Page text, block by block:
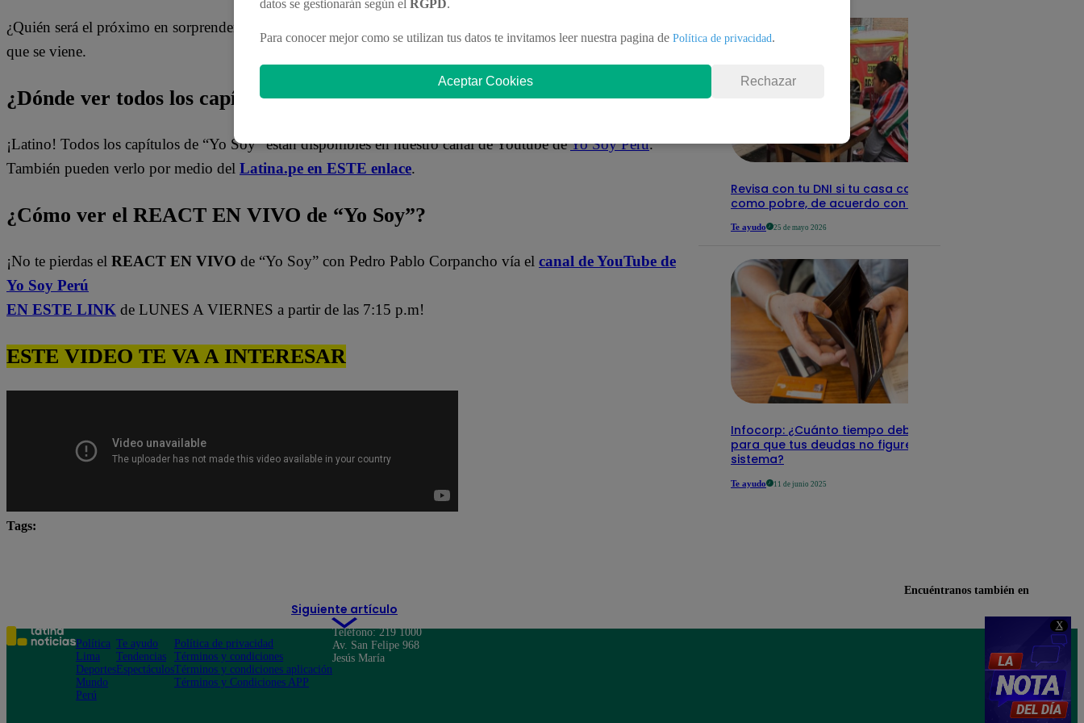
X
¿Quién será el próximo en sorprender en el escenario? No te pierdas las galas de
que se viene.
¿Dónde ver todos los capítulos de “Yo Soy”?
¡Latino! Todos los capítulos de “Yo Soy” están disponibles en nuestro canal de Youtube deYo Soy Perú.
También pueden verlo por medio del Latina.pe en ESTE enlace.
¿Cómo ver el REACT EN VIVO de “Yo Soy”?
¡No te pierdas el REACT EN VIVO de “Yo Soy” con Pedro Pablo Corpancho vía el canal de YouTube de
Yo Soy Perú
EN ESTE LINK de LUNES A VIERNES a partir de las 7:15 p.m!
ESTE VIDEO TE VA A INTERESAR
Tags:
Siguiente artículo
detalles
Revisa con tu DNI si tu casa califica
como pobre, de acuerdo con el Sisfoh
Te ayudo 25 de mayo 2026
Infocorp: ¿Cuánto tiempo debe pasar
para que tus deudas no figuren en su
sistema?
Te ayudo 11 de junio 2025
datos se gestionarán según el RGPD.
Para conocer mejor como se utilizan tus datos te invitamos leer nuestra pagina de Política de privacidad.
Aceptar Cookies Rechazar
Encuéntranos también en
Política
Lima
Deportes
Mundo
Perú
Te ayudo
Tendencias
Espectáculos
Política de privacidad
Términos y condiciones
Términos y condiciones aplicación
Términos y Condiciones APP
Teléfono: 219 1000
Av. San Felipe 968
Jesús María